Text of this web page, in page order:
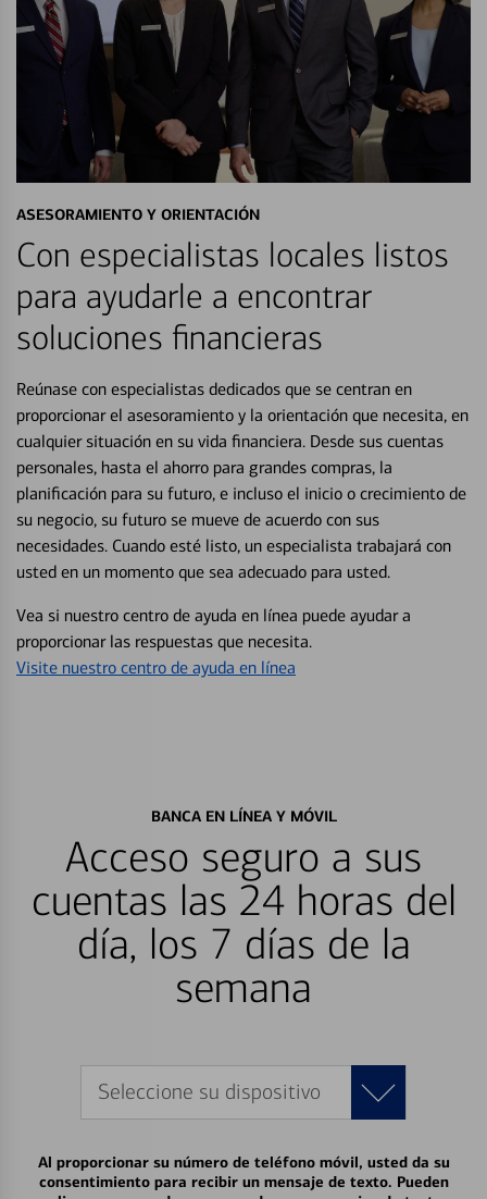
ASESORAMIENTO Y ORIENTACIÓN
Con especialistas locales listos
para ayudarle a encontrar
soluciones financieras
Reúnase con especialistas dedicados que se centran en
proporcionar el asesoramiento y la orientación que necesita, en
cualquier situación en su vida financiera. Desde sus cuentas
personales, hasta el ahorro para grandes compras, la
planificación para su futuro, e incluso el inicio o crecimiento de
su negocio, su futuro se mueve de acuerdo con sus
necesidades. Cuando esté listo, un especialista trabajará con
usted en un momento que sea adecuado para usted.
Vea si nuestro centro de ayuda en línea puede ayudar a
proporcionar las respuestas que necesita.
Visite nuestro centro de ayuda en línea
BANCA EN LÍNEA Y MÓVIL
Acceso seguro a sus
cuentas las 24 horas del
día, los 7 días de la
semana
Seleccione su dispositivo
Al proporcionar su número de teléfono móvil, usted da su
consentimiento para recibir un mensaje de texto. Pueden